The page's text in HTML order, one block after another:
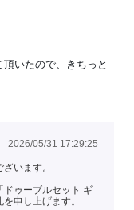
いたので、きちっと
2026/05/31 17:29:25
います。
ドゥーブルセット ギ
申し上げます。